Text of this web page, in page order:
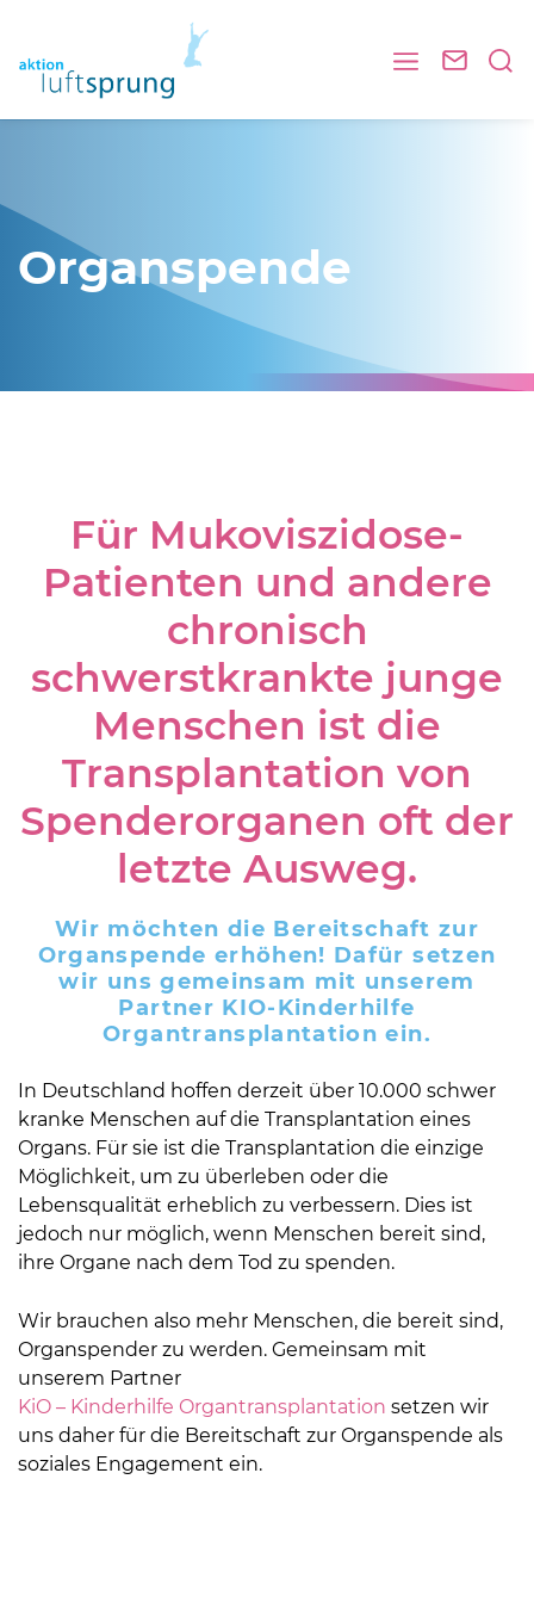
Organspende
Für Mukoviszidose-
Patienten und andere
chronisch
schwerstkrankte junge
Menschen ist die
Transplantation von
Spenderorganen oft der
letzte Ausweg.
Wir möchten die Bereitschaft zur
Organspende erhöhen! Dafür setzen
wir uns gemeinsam mit unserem
Partner KIO-Kinderhilfe
Organtransplantation ein.
In Deutschland hoffen derzeit über 10.000 schwer
kranke Menschen auf die Transplantation eines
Organs. Für sie ist die Transplantation die einzige
Möglichkeit, um zu überleben oder die
Lebensqualität erheblich zu verbessern. Dies ist
jedoch nur möglich, wenn Menschen bereit sind,
ihre Organe nach dem Tod zu spenden.
Wir brauchen also mehr Menschen, die bereit sind,
Organspender zu werden. Gemeinsam mit
unserem Partner
KiO – Kinderhilfe Organtransplantation setzen wir
uns daher für die Bereitschaft zur Organspende als
soziales Engagement ein.